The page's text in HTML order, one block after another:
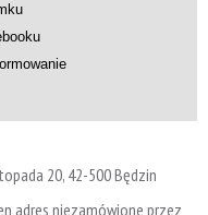
20, 42-500 Będzin
adres niezamówione przez